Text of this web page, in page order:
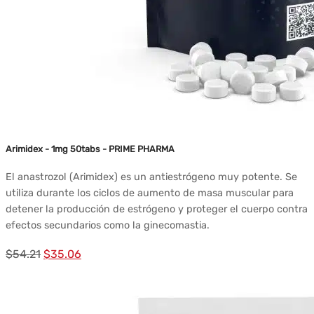
Arimidex - 1mg 50tabs - PRIME PHARMA
El anastrozol (Arimidex) es un antiestrógeno muy potente. Se
utiliza durante los ciclos de aumento de masa muscular para
detener la producción de estrógeno y proteger el cuerpo contra
efectos secundarios como la ginecomastia.
$54.21 El
$35.06